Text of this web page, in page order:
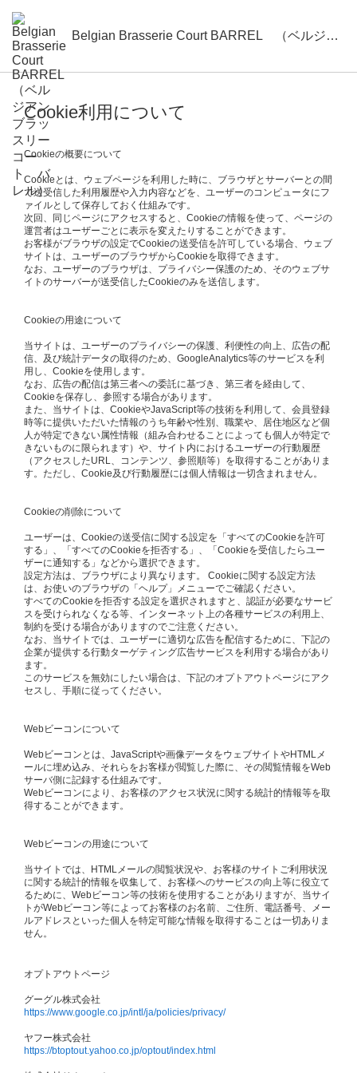
Belgian Brasserie Court BARREL （ベルジアンブラッスリーコート バレル）
Cookie利用について
Cookieの概要について
Cookieとは、ウェブページを利用した時に、ブラウザとサーバーとの間
で送受信した利用履歴や入力内容などを、ユーザーのコンピュータにフ
ァイルとして保存しておく仕組みです。
次回、同じページにアクセスすると、Cookieの情報を使って、ページの
運営者はユーザーごとに表示を変えたりすることができます。
お客様がブラウザの設定でCookieの送受信を許可している場合、ウェブ
サイトは、ユーザーのブラウザからCookieを取得できます。
なお、ユーザーのブラウザは、プライバシー保護のため、そのウェブサ
イトのサーバーが送受信したCookieのみを送信します。
Cookieの用途について
当サイトは、ユーザーのプライバシーの保護、利便性の向上、広告の配
信、及び統計データの取得のため、GoogleAnalytics等のサービスを利
用し、Cookieを使用します。
なお、広告の配信は第三者への委託に基づき、第三者を経由して、
Cookieを保存し、参照する場合があります。
また、当サイトは、CookieやJavaScript等の技術を利用して、会員登録
時等に提供いただいた情報のうち年齢や性別、職業や、居住地区など個
人が特定できない属性情報（組み合わせることによっても個人が特定で
きないものに限られます）や、サイト内におけるユーザーの行動履歴
（アクセスしたURL、コンテンツ、参照順等）を取得することがありま
す。ただし、Cookie及び行動履歴には個人情報は一切含まれません。
Cookieの削除について
ユーザーは、Cookieの送受信に関する設定を「すべてのCookieを許可
する」、「すべてのCookieを拒否する」、「Cookieを受信したらユー
ザーに通知する」などから選択できます。
設定方法は、ブラウザにより異なります。 Cookieに関する設定方法
は、お使いのブラウザの「ヘルプ」メニューでご確認ください。
すべてのCookieを拒否する設定を選択されますと、認証が必要なサービ
スを受けられなくなる等、インターネット上の各種サービスの利用上、
制約を受ける場合がありますのでご注意ください。
なお、当サイトでは、ユーザーに適切な広告を配信するために、下記の
企業が提供する行動ターゲティング広告サービスを利用する場合があり
ます。
このサービスを無効にしたい場合は、下記のオプトアウトページにアク
セスし、手順に従ってください。
Webビーコンについて
Webビーコンとは、JavaScriptや画像データをウェブサイトやHTMLメ
ールに埋め込み、それらをお客様が閲覧した際に、その閲覧情報をWeb
サーバ側に記録する仕組みです。
Webビーコンにより、お客様のアクセス状況に関する統計的情報等を取
得することができます。
Webビーコンの用途について
当サイトでは、HTMLメールの閲覧状況や、お客様のサイトご利用状況
に関する統計的情報を収集して、お客様へのサービスの向上等に役立て
るために、Webビーコン等の技術を使用することがありますが、当サイ
トがWebビーコン等によってお客様のお名前、ご住所、電話番号、メー
ルアドレスといった個人を特定可能な情報を取得することは一切ありま
せん。
オプトアウトページ
グーグル株式会社
https://www.google.co.jp/intl/ja/policies/privacy/
ヤフー株式会社
https://btoptout.yahoo.co.jp/optout/index.html